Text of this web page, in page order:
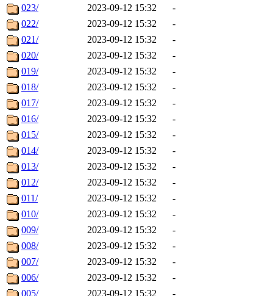
023/
2023-09-12 15:32
-
022/
2023-09-12 15:32
-
021/
2023-09-12 15:32
-
020/
2023-09-12 15:32
-
019/
2023-09-12 15:32
-
018/
2023-09-12 15:32
-
017/
2023-09-12 15:32
-
016/
2023-09-12 15:32
-
015/
2023-09-12 15:32
-
014/
2023-09-12 15:32
-
013/
2023-09-12 15:32
-
012/
2023-09-12 15:32
-
011/
2023-09-12 15:32
-
010/
2023-09-12 15:32
-
009/
2023-09-12 15:32
-
008/
2023-09-12 15:32
-
007/
2023-09-12 15:32
-
006/
2023-09-12 15:32
-
005/
2023-09-12 15:32
-